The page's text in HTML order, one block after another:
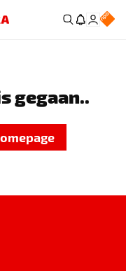
gegaan..